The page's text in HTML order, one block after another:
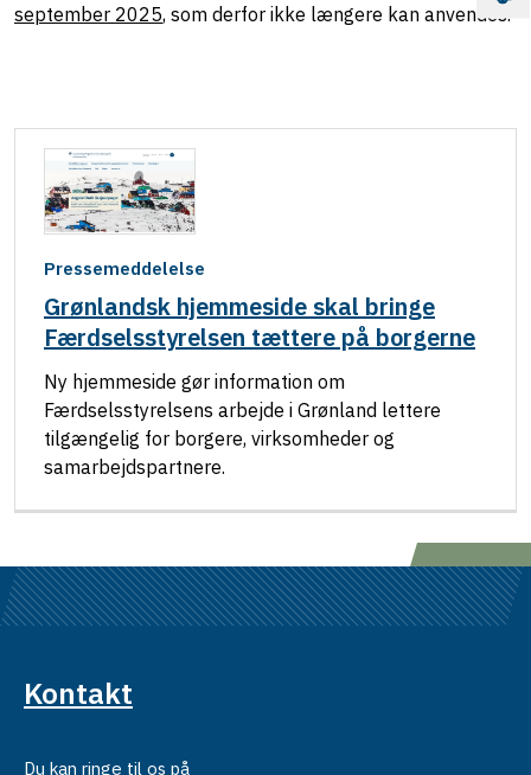
september 2025, som derfor ikke længere kan anvendes.
Pressemeddelelse
Grønlandsk hjemmeside skal bringe
Færdselsstyrelsen tættere på borgerne
Ny hjemmeside gør information om
Færdselsstyrelsens arbejde i Grønland lettere
tilgængelig for borgere, virksomheder og
samarbejdspartnere.
Kontakt
Du kan ringe til os på